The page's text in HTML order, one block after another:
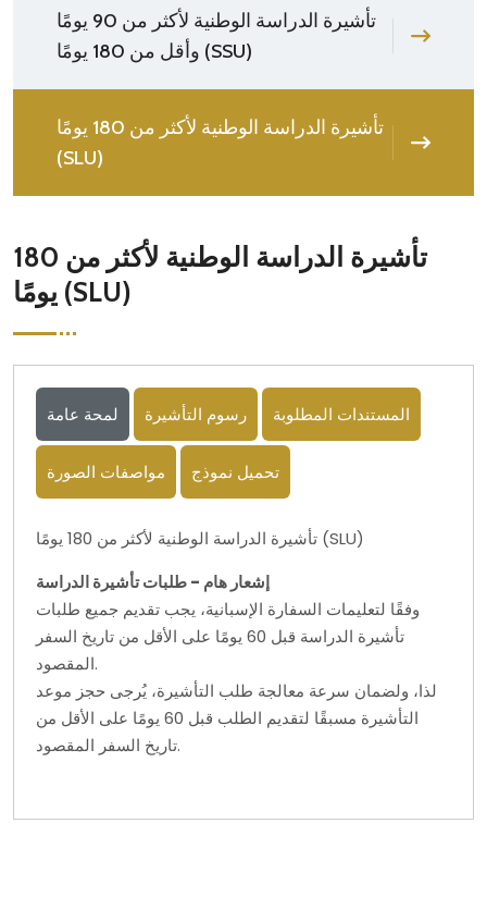
تأشيرة الدراسة الوطنية لأكثر من 90 يومًا
وأقل من 180 يومًا (SSU)
تأشيرة الدراسة الوطنية لأكثر من 180 يومًا
(SLU)
تأشيرة الدراسة الوطنية لأكثر من 180
يومًا (SLU)
لمحة عامة رسوم التأشيرة المستندات المطلوبة
مواصفات الصورة تحميل نموذج
تأشيرة الدراسة الوطنية لأكثر من 180 يومًا (SLU)
إشعار هام - طلبات تأشيرة الدراسة
وفقًا لتعليمات السفارة الإسبانية، يجب تقديم جميع طلبات
تأشيرة الدراسة قبل 60 يومًا على الأقل من تاريخ السفر
المقصود.
لذا، ولضمان سرعة معالجة طلب التأشيرة، يُرجى حجز موعد
التأشيرة مسبقًا لتقديم الطلب قبل 60 يومًا على الأقل من
تاريخ السفر المقصود.